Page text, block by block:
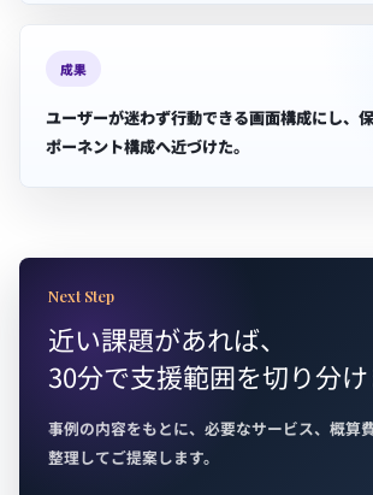
成果
ユーザーが迷わず行動できる画面構成にし、
ポーネント構成へ近づけた。
Next Step
近い課題があれば、
30分で支援範囲を切り分け
事例の内容をもとに、必要なサービス、概算
整理してご提案します。